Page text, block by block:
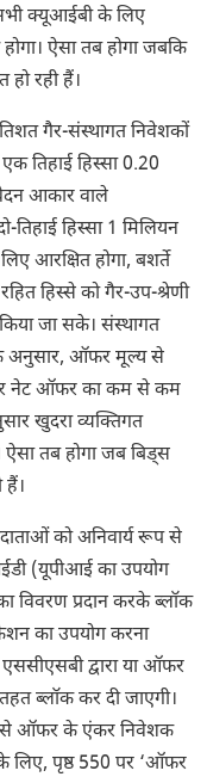
क्यूआईबी के लिए
ऐसा तब होगा जबकि
हो रही हैं।
गैर-संस्थागत निवेशकों
तिहाई हिस्सा 0.20
आकार वाले
तिहाई हिस्सा 1 मिलियन
आरक्षित होगा, बशर्ते
हिस्से को गैर-उप-श्रेणी
जा सके। संस्थागत
अनुसार, ऑफर मूल्य से
और नेट ऑफर का कम से कम
खुदरा व्यक्तिगत
तब होगा जब बिड्स
हैं।
को अनिवार्य रूप से
(यूपीआई का उपयोग
विवरण प्रदान करके ब्लॉक
का उपयोग करना
द्वारा या ऑफर
ब्लॉक कर दी जाएगी।
से ऑफर के एंकर निवेशक
लिए, पृष्ठ 550 पर ‘ऑफर